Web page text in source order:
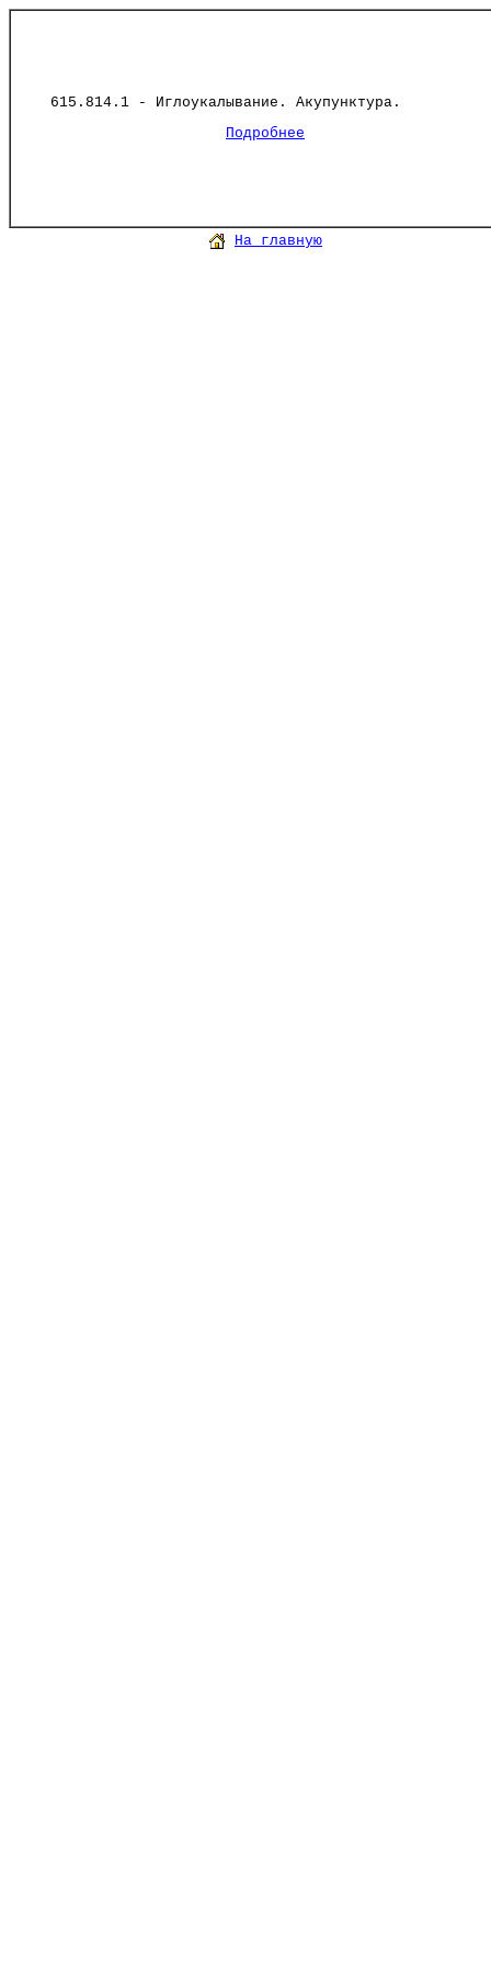
615.814.1 - Иглоукалывание. Акупунктура.
Подробнее
На главную